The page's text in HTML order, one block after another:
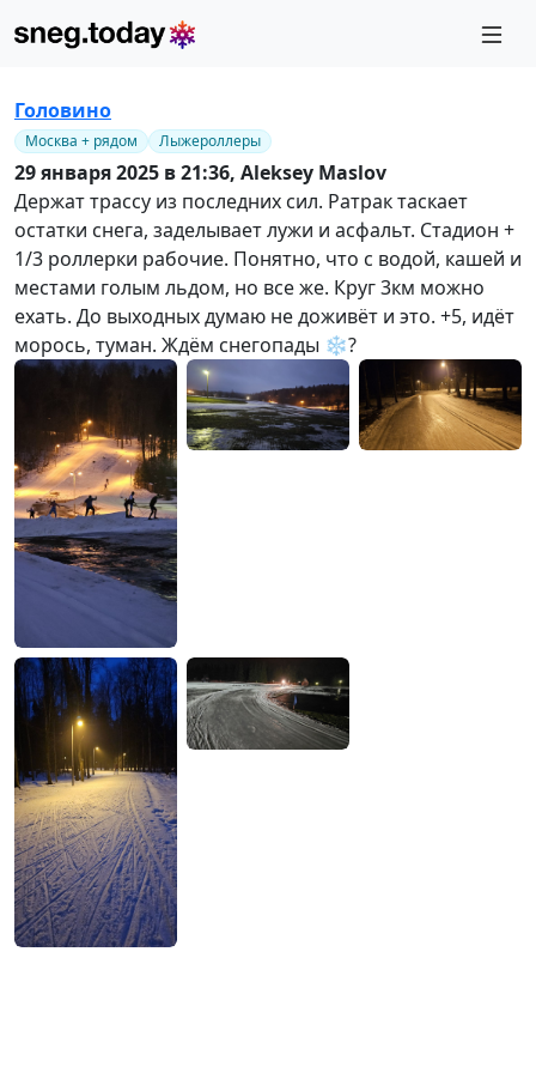
Головино
Москва + рядом Лыжероллеры
29 января 2025 в 21:36, Aleksey Maslov
Держат трассу из последних сил. Ратрак таскает
остатки снега, заделывает лужи и асфальт. Стадион +
1/3 роллерки рабочие. Понятно, что с водой, кашей и
местами голым льдом, но все же. Круг 3км можно
ехать. До выходных думаю не доживёт и это. +5, идёт
морось, туман. Ждём снегопады ❄️?